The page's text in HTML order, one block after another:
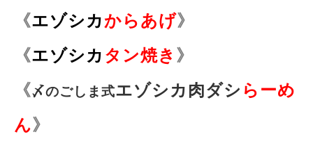
《エゾシカからあげ》
《エゾシカ タン焼き 》
《〆のごしま式エゾシカ肉ダシ らーめ
ん》